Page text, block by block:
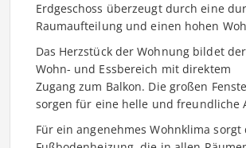
Erdgeschoss überzeugt durch eine
Raumaufteilung und einen hohen
Das Herzstück der Wohnung bildet
Wohn- und Essbereich mit direktem
Zugang zum Balkon. Die großen
sorgen für eine helle und freundliche
Für ein angenehmes Wohnklima